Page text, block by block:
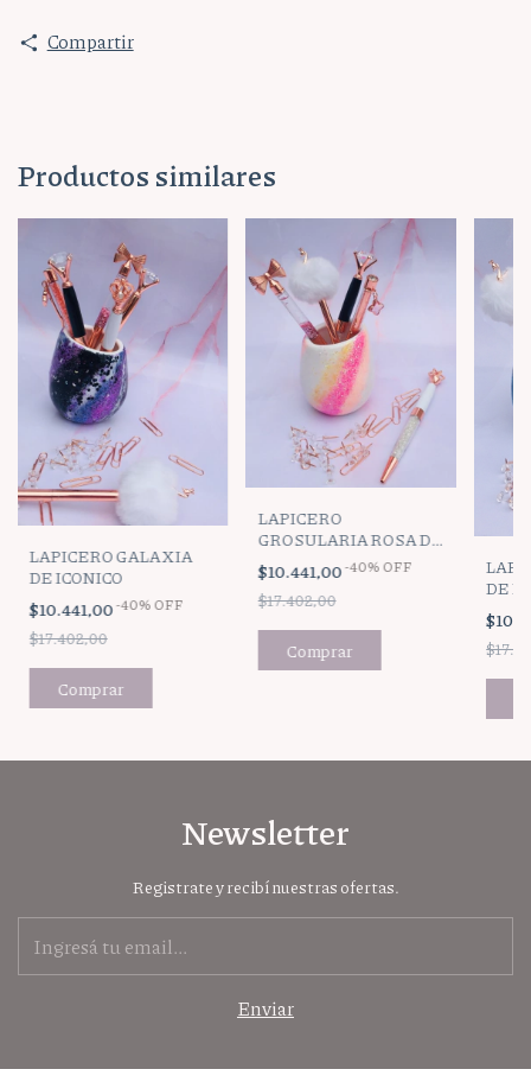
Compartir
Productos similares
LAPICERO GALAXIA
DE ICONICO
$10.441,00-40%OFF
$17.402,00
LAPICERO
GROSULARIA ROSA DE
ICONICO
$10.441,00-40%OFF
$17.402,00
DE
Newsletter
Registrate y recibí nuestras ofertas.